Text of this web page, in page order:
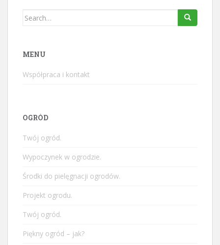
Search
MENU
Współpraca i kontakt
OGRÓD
Twój ogród.
Wypoczynek w ogrodzie.
Środki do pielęgnacji ogrodów.
Projekt ogrodu.
Twój ogród.
Piękny ogród – jak?